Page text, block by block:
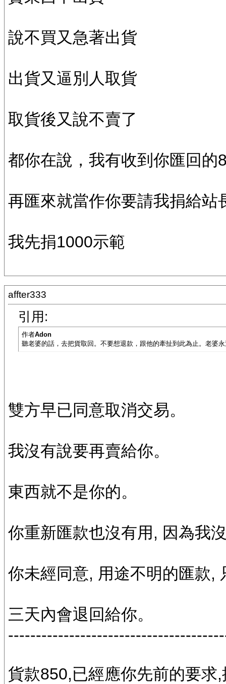
說不買又急著出貨
出貨又逼別人取貨
取貨後又說不賣了
都你在說，我有收到你匯回的
再匯來就當作你要請我捐給站
我先捐1000示範
affter333
引用:
作者Adon
聽老婆的話，去把貨取回。不要想退款，跟他的牽扯到此為止。老婆
雙方早已同意取消交易。
我沒有說要再賣給你。
東西就不是你的。
你重新匯款也沒有用, 因為我
你未經同意, 用途不明的匯款,
三天內會退回給你。
貨款850,已經應你先前的要求